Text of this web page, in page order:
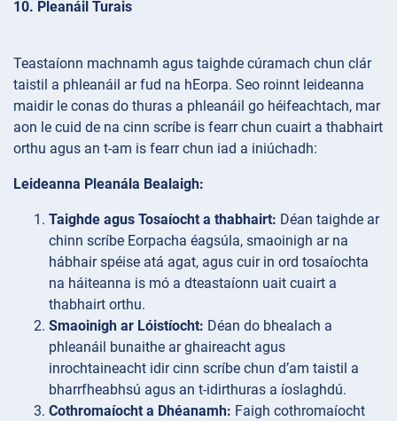
10. Pleanáil Turais
Teastaíonn machnamh agus taighde cúramach chun clár
taistil a phleanáil ar fud na hEorpa. Seo roinnt leideanna
maidir le conas do thuras a phleanáil go héifeachtach, mar
aon le cuid de na cinn scríbe is fearr chun cuairt a thabhairt
orthu agus an t-am is fearr chun iad a iniúchadh:
Leideanna Pleanála Bealaigh:
Taighde agus Tosaíocht a thabhairt: Déan taighde ar
chinn scríbe Eorpacha éagsúla, smaoinigh ar na
hábhair spéise atá agat, agus cuir in ord tosaíochta
na háiteanna is mó a dteastaíonn uait cuairt a
thabhairt orthu.
Smaoinigh ar Lóistíocht: Déan do bhealach a
phleanáil bunaithe ar ghaireacht agus
inrochtaineacht idir cinn scríbe chun d’am taistil a
bharrfheabhsú agus an t-idirthuras a íoslaghdú.
Cothromaíocht a Dhéanamh: Faigh cothromaíocht